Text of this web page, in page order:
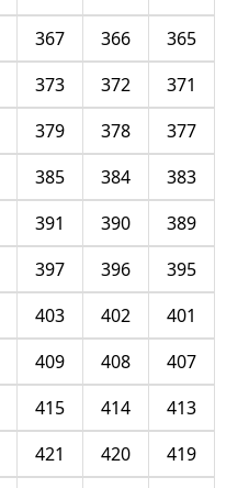
365
366
367
371
372
373
377
378
379
383
384
385
389
390
391
395
396
397
401
402
403
407
408
409
413
414
415
419
420
421